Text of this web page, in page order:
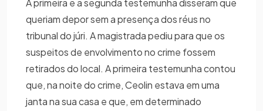
A primeira e a segunda testemunha disseram que
queriam depor sem a presença dos réus no
tribunal do júri. A magistrada pediu para que os
suspeitos de envolvimento no crime fossem
retirados do local. A primeira testemunha contou
que, na noite do crime, Ceolin estava em uma
janta na sua casa e que, em determinado